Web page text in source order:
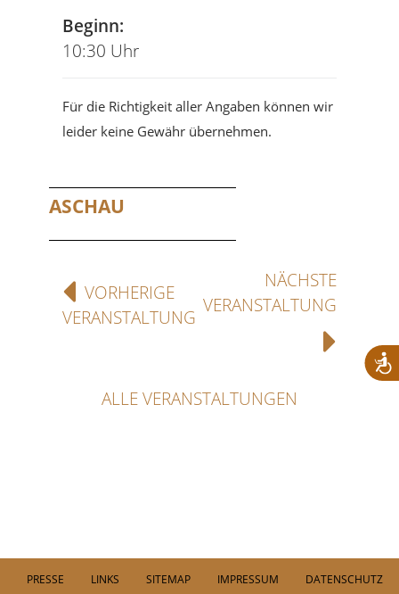
Beginn:
10:30 Uhr
Für die Richtigkeit aller Angaben können wir
leider keine Gewähr übernehmen.
ASCHAU
VORHERIGE
VERANSTALTUNG
NÄCHSTE
VERANSTALTUNG
ALLE VERANSTALTUNGEN
PRESSE LINKS SITEMAP IMPRESSUM DATENSCHUTZ